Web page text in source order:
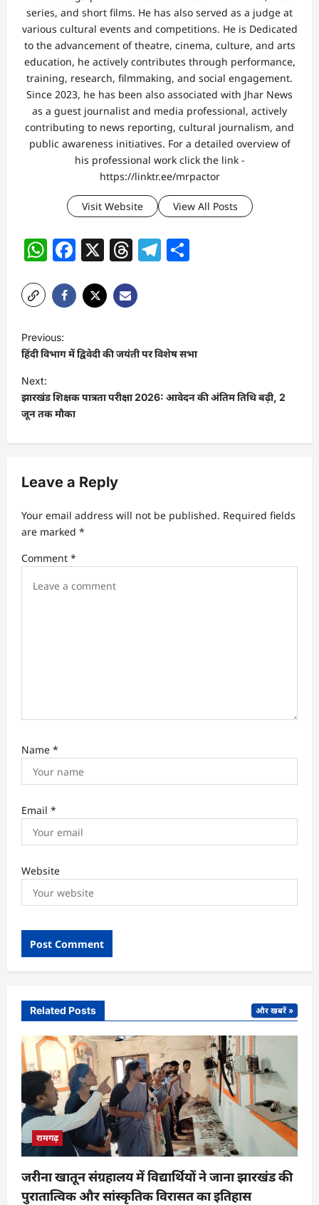
series, and short films. He has also served as a judge at
various cultural events and competitions. He is Dedicated
to the advancement of theatre, cinema, culture, and arts
education, he actively contributes through performance,
training, research, filmmaking, and social engagement.
Since 2023, he has been also associated with Jhar News
as a guest journalist and media professional, actively
contributing to news reporting, cultural journalism, and
public awareness initiatives. For a detailed overview of
his professional work click the link -
https://linktr.ee/mrpactor
Visit Website View All Posts
WhatsApp
Facebook
X Threads
Telegram
P
o
s
t
n
a
i
a
t
i
Previous:
हिंदी विभाग में द्विवेदी की जयंती पर विशेष सभा
Next:
झारखंड शिक्षक पात्रता परीक्षा 2026: आवेदन की अंतिम तिथि बढ़ी, 2
जून तक मौका
Leave a Reply
Your email address will not be published. Required fields
are marked *
Comment *
Name *
Email *
Website
Related Posts और खबरें »
रामगढ़
जरीना खातून संग्रहालय में विद्यार्थियों ने जाना झारखंड की
पुरातात्विक और सांस्कृतिक विरासत का इतिहास